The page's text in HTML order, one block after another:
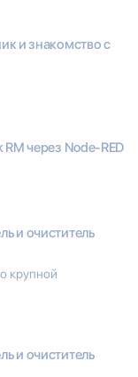
и знакомство с
через Node-RED
и очиститель
крупной
и очиститель